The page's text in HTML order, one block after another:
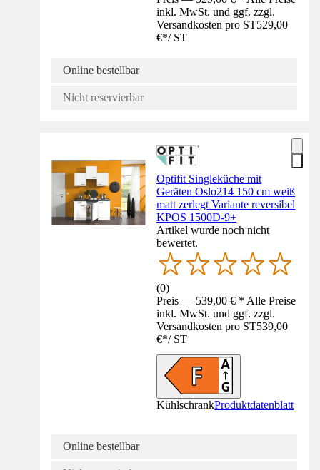
inkl. MwSt. und ggf. zzgl.
Versandkosten pro ST529,00
€*/ ST
Online bestellbar
Nicht reservierbar
Optifit Singleküche mit
Geräten Oslo214 150 cm weiß
matt zerlegt Variante reversibel
KPOS 1500D-9+
Artikel wurde noch nicht
bewertet.
(0)
Preis — 539,00 € * Alle Preise
inkl. MwSt. und ggf. zzgl.
Versandkosten pro ST539,00
€*/ ST
KühlschrankProduktdatenblatt
Online bestellbar